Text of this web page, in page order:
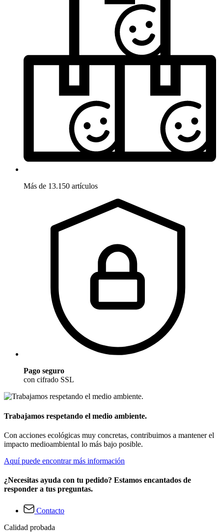
Más de 13.150 artículos
Pago seguro
con cifrado SSL
Trabajamos respetando el medio ambiente.
Con acciones ecológicas muy concretas, contribuimos a mantener el
impacto medioambiental lo más bajo posible.
Aquí puede encontrar más información
¿Necesitas ayuda con tu pedido? Estamos encantados de
responder a tus preguntas.
Contacto
Calidad probada